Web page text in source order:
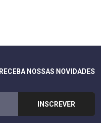
RECEBA NOSSAS NOVIDADES